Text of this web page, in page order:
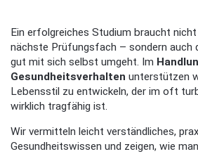
Ein erfolgreiches Studium braucht
nächste Prüfungsfach – sondern auch
gut mit sich selbst umgeht. Im
Gesundheitsverhalten unterstützen
Lebensstil zu entwickeln, der im oft
wirklich tragfähig ist.
Wir vermitteln leicht verständliches,
Gesundheitswissen und zeigen, wie